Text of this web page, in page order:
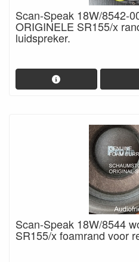
Scan-Speak 18W/8542-
ORIGINELE SR155/x
luidspreker.
Scan-Speak 18W/8544
SR155/x foamrand voor